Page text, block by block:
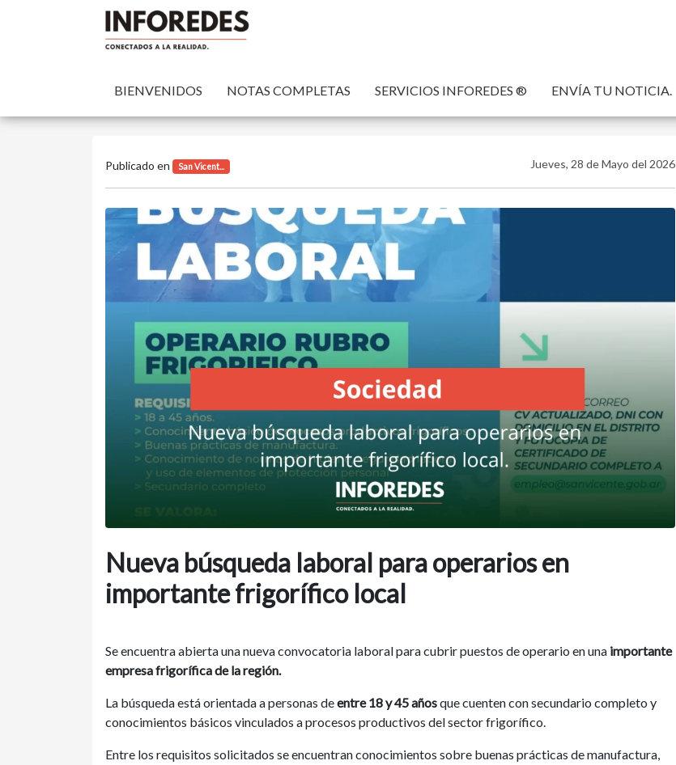
BIENVENIDOS NOTAS COMPLETAS SERVICIOS INFOREDES ® ENVÍA TU NOTICIA.
Publicado en San Vicent... Jueves, 28 de Mayo del 2026
Nueva búsqueda laboral para operarios en
importante frigorífico local
Se encuentra abierta una nueva convocatoria laboral para cubrir puestos de operario en una importante
empresa frigorífica de la región.
La búsqueda está orientada a personas deentre 18 y 45 añosque cuenten con secundario completo y
conocimientos básicos vinculados a procesos productivos del sector frigorífico.
Entre los requisitos solicitados se encuentran conocimientos sobre buenas prácticas de manufactura,